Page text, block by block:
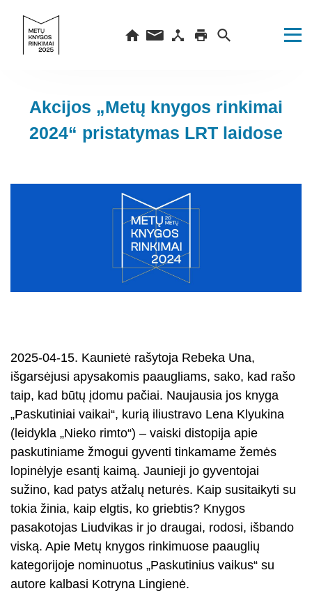
Akcijos „Metų knygos rinkimai
2024“ pristatymas LRT laidose
2025-04-15. Kaunietė rašytoja Rebeka Una,
išgarsėjusi apysakomis paaugliams, sako, kad rašo
taip, kad būtų įdomu pačiai. Naujausia jos knyga
„Paskutiniai vaikai“, kurią iliustravo Lena Klyukina
(leidykla „Nieko rimto“) – vaiski distopija apie
paskutiniame žmogui gyventi tinkamame žemės
lopinėlyje esantį kaimą. Jaunieji jo gyventojai
sužino, kad patys atžalų neturės. Kaip susitaikyti su
tokia žinia, kaip elgtis, ko griebtis? Knygos
pasakotojas Liudvikas ir jo draugai, rodosi, išbando
viską. Apie Metų knygos rinkimuose paauglių
kategorijoje nominuotus „Paskutinius vaikus“ su
autore kalbasi Kotryna Lingienė.